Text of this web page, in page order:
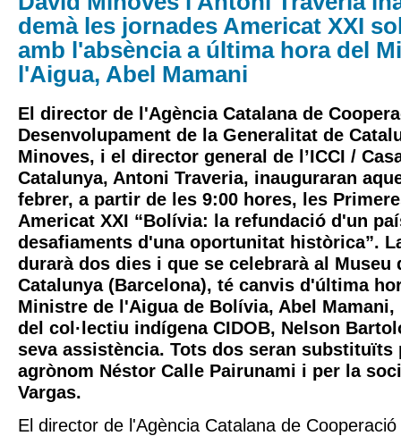
demà les jornades Americat XXI
amb l'absència a última hora del
l'Aigua, Abel Mamani
El director de l'Agència Catalana de
Desenvolupament de la Generalitat de
Minoves, i el director general de l’ICCI /
Catalunya, Antoni Traveria, inauguraran
febrer, a partir de les 9:00 hores, les
Americat XXI “Bolívia: la refundació d'un
desafiaments d'una oportunitat històrica”.
durarà dos dies i que se celebrarà al Museu
Catalunya (Barcelona), té canvis d'última
Ministre de l'Aigua de Bolívia, Abel
del col·lectiu indígena CIDOB, Nelson
seva assistència. Tots dos seran substituïts
agrònom Néstor Calle Pairunami i per la
Vargas.
El director de l'Agència Catalana de